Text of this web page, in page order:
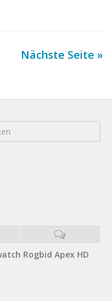
Nächste Seite »
Rogbid Apex HD